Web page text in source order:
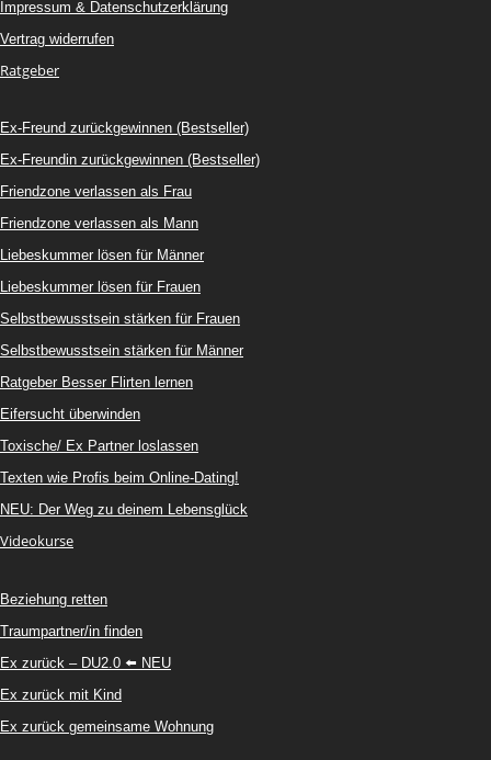
Impressum & Datenschutzerklärung
Vertrag widerrufen
Ratgeber
Ex-Freund zurückgewinnen (Bestseller)
Ex-Freundin zurückgewinnen (Bestseller)
Friendzone verlassen als Frau
Friendzone verlassen als Mann
Liebeskummer lösen für Männer
Liebeskummer lösen für Frauen
Selbstbewusstsein stärken für Frauen
Selbstbewusstsein stärken für Männer
Ratgeber Besser Flirten lernen
Eifersucht überwinden
Toxische/ Ex Partner loslassen
Texten wie Profis beim Online-Dating!
NEU: Der Weg zu deinem Lebensglück
Videokurse
Beziehung retten
Traumpartner/in finden
Ex zurück – DU2.0 ⬅️ NEU
Ex zurück mit Kind
Ex zurück gemeinsame Wohnung